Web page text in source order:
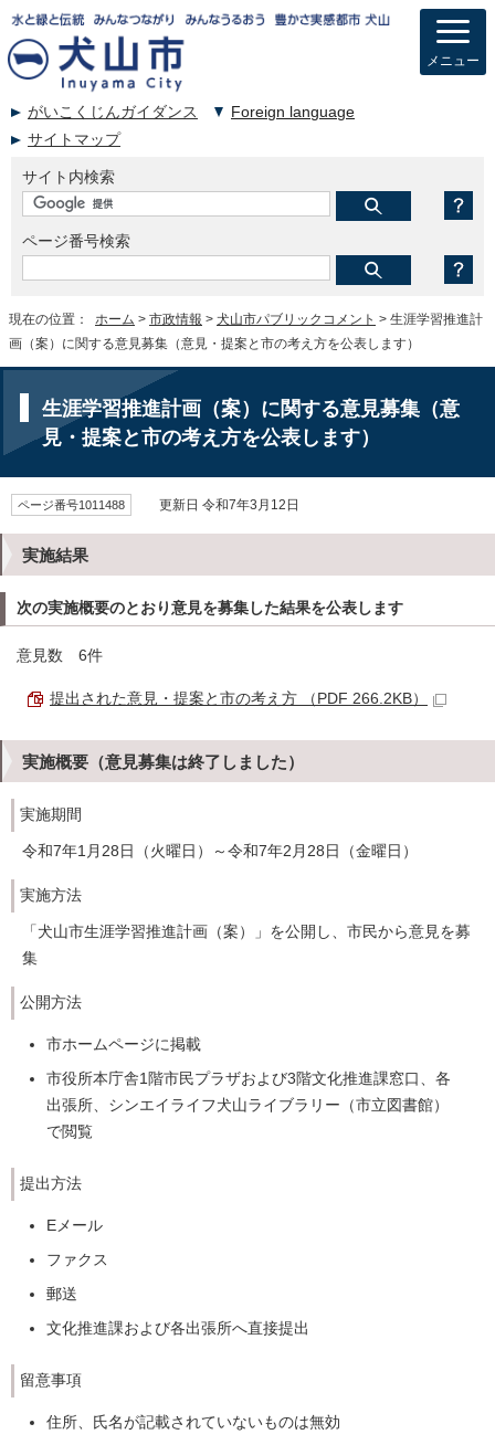
がいこくじんガイダンス
Foreign language
サイトマップ
サイト内検索
ページ番号検索
メニュー
現在の位置： ホーム > 市政情報 > 犬山市パブリックコメント > 生涯学習推進計
画（案）に関する意見募集（意見・提案と市の考え方を公表します）
生涯学習推進計画（案）に関する意見募集（意
見・提案と市の考え方を公表します）
ページ番号1011488 更新日 令和7年3月12日
実施結果
次の実施概要のとおり意見を募集した結果を公表します
意見数 6件
提出された意見・提案と市の考え方 （PDF 266.2KB）
実施概要（意見募集は終了しました）
実施期間
令和7年1月28日（火曜日）～令和7年2月28日（金曜日）
実施方法
「犬山市生涯学習推進計画（案）」を公開し、市民から意見を募
集
公開方法
市ホームページに掲載
市役所本庁舎1階市民プラザおよび3階文化推進課窓口、各
出張所、シンエイライフ犬山ライブラリー（市立図書館）
で閲覧
提出方法
Eメール
ファクス
郵送
文化推進課および各出張所へ直接提出
留意事項
住所、氏名が記載されていないものは無効